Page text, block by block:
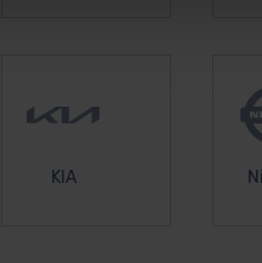
Sie über den Kontakt zu
Impressum
KIA